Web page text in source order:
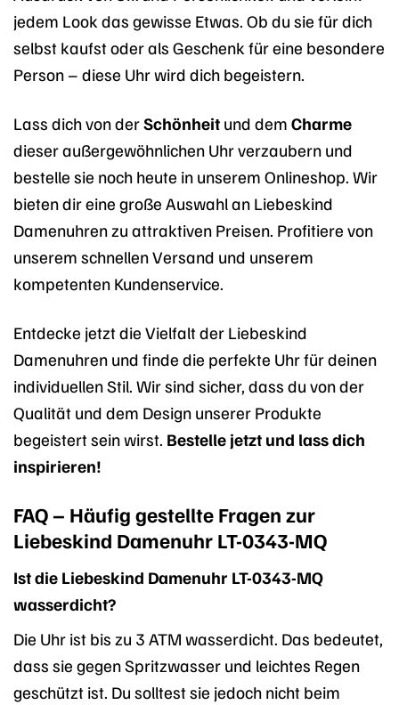
jedem Look das gewisse Etwas. Ob du sie für dich
selbst kaufst oder als Geschenk für eine besondere
Person – diese Uhr wird dich begeistern.
Lass dich von derSchönheit und dem Charme
dieser außergewöhnlichen Uhr verzaubern und
bestelle sie noch heute in unserem Onlineshop. Wir
bieten dir eine große Auswahl an Liebeskind
Damenuhren zu attraktiven Preisen. Profitiere von
unserem schnellen Versand und unserem
kompetenten Kundenservice.
Entdecke jetzt die Vielfalt der Liebeskind
Damenuhren und finde die perfekte Uhr für deinen
individuellen Stil. Wir sind sicher, dass du von der
Qualität und dem Design unserer Produkte
begeistert sein wirst. Bestelle jetzt und lass dich
inspirieren!
FAQ – Häufig gestellte Fragen zur
Liebeskind Damenuhr LT-0343-MQ
Ist die Liebeskind Damenuhr LT-0343-MQ
wasserdicht?
Die Uhr ist bis zu 3 ATM wasserdicht. Das bedeutet,
dass sie gegen Spritzwasser und leichtes Regen
geschützt ist. Du solltest sie jedoch nicht beim